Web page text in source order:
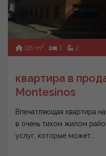
116 m2 3 2
квартира в
Montesinos
Впечатляющая квартира
в очень тихом жилом
услуг, которые может...